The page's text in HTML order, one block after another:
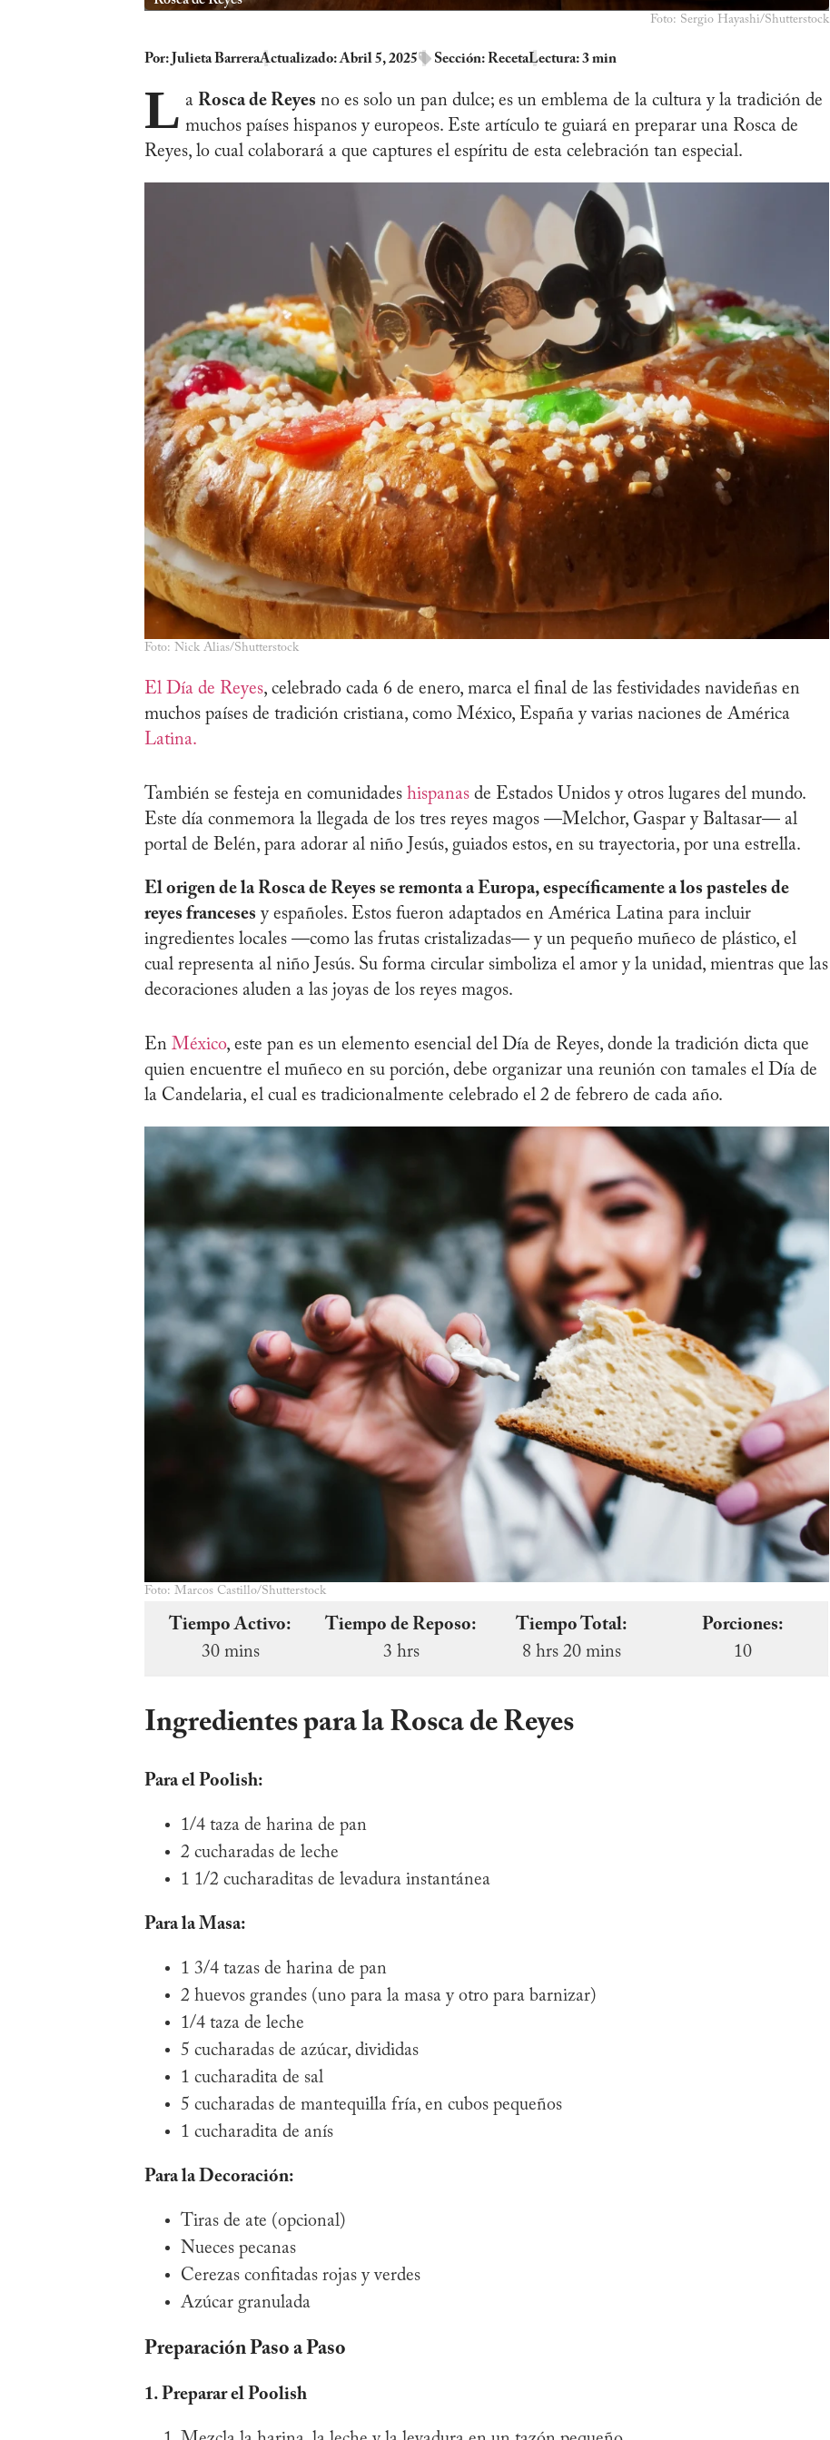
Foto: Sergio Hayashi/Shutterstock
Por: Julieta BarreraActualizado: Abril 5, 2025 Sección:RecetaLectura: 3 min
L a Rosca de Reyes no es solo un pan dulce; es un emblema de la cultura y la tradición de
muchos países hispanos y europeos. Este artículo te guiará en preparar una Rosca de
Reyes, lo cual colaborará a que captures el espíritu de esta celebración tan especial.
Foto: Nick Alias/Shutterstock
El Día de Reyes, celebrado cada 6 de enero, marca el final de las festividades navideñas en
muchos países de tradición cristiana, como México, España y varias naciones de América
Latina.
También se festeja en comunidades hispanas de Estados Unidos y otros lugares del mundo.
Este día conmemora la llegada de los tres reyes magos —Melchor, Gaspar y Baltasar— al
portal de Belén, para adorar al niño Jesús, guiados estos, en su trayectoria, por una estrella.
El origen de la Rosca de Reyes se remonta a Europa, específicamente a los pasteles de
reyes franceses y españoles. Estos fueron adaptados en América Latina para incluir
ingredientes locales —como las frutas cristalizadas— y un pequeño muñeco de plástico, el
cual representa al niño Jesús. Su forma circular simboliza el amor y la unidad, mientras que las
decoraciones aluden a las joyas de los reyes magos.
En México, este pan es un elemento esencial del Día de Reyes, donde la tradición dicta que
quien encuentre el muñeco en su porción, debe organizar una reunión con tamales el Día de
la Candelaria, el cual es tradicionalmente celebrado el 2 de febrero de cada año.
Foto: Marcos Castillo/Shutterstock
Tiempo Activo:
30 mins
Tiempo de Reposo:
3 hrs
Tiempo Total:
8 hrs 20 mins
Porciones:
10
Ingredientes para la Rosca de Reyes
Para el Poolish:
1/4 taza de harina de pan
2 cucharadas de leche
1 1/2 cucharaditas de levadura instantánea
Para la Masa:
1 3/4 tazas de harina de pan
2 huevos grandes (uno para la masa y otro para barnizar)
1/4 taza de leche
5 cucharadas de azúcar, divididas
1 cucharadita de sal
5 cucharadas de mantequilla fría, en cubos pequeños
1 cucharadita de anís
Para la Decoración:
Tiras de ate (opcional)
Nueces pecanas
Cerezas confitadas rojas y verdes
Azúcar granulada
Preparación Paso a Paso
1. Preparar el Poolish